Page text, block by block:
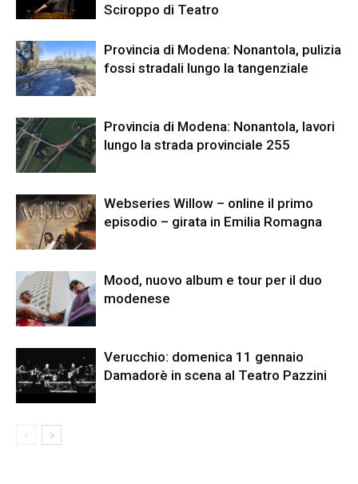
Sciroppo di Teatro
Provincia di Modena: Nonantola, pulizia
fossi stradali lungo la tangenziale
Provincia di Modena: Nonantola, lavori
lungo la strada provinciale 255
Webseries Willow – online il primo
episodio – girata in Emilia Romagna
Mood, nuovo album e tour per il duo
modenese
Verucchio: domenica 11 gennaio
Damadorè in scena al Teatro Pazzini